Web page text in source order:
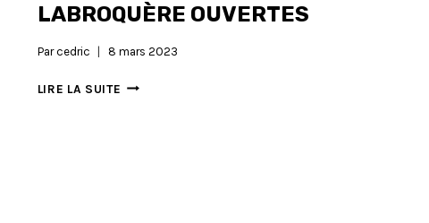
LABROQUÈRE OUVERTES
Par cedric 8 mars 2023
LIRE LA SUITE INSCRIPTIONS